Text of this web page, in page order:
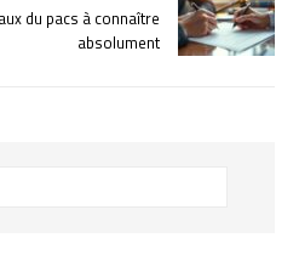
du pacs à connaître
absolument